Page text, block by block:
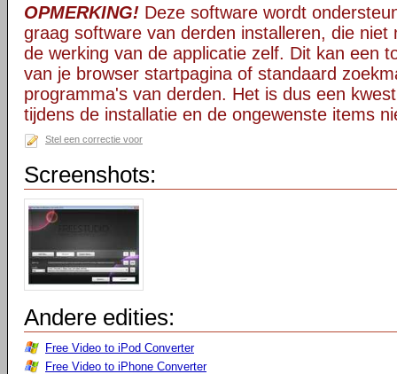
OPMERKING! Deze software wordt
graag software van derden installeren, die niet
de werking van de applicatie zelf. Dit kan een
van je browser startpagina of standaard
programma's van derden. Het is dus een
tijdens de installatie en de ongewenste items
Stel een correctie voor
Screenshots:
Andere edities:
Free Video to iPod Converter
Free Video to iPhone Converter